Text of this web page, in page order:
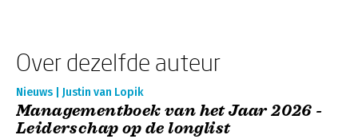
Over dezelfde auteur
Nieuws | Justin van Lopik
Managementboek van het Jaar 2026 -
Leiderschap op de longlist